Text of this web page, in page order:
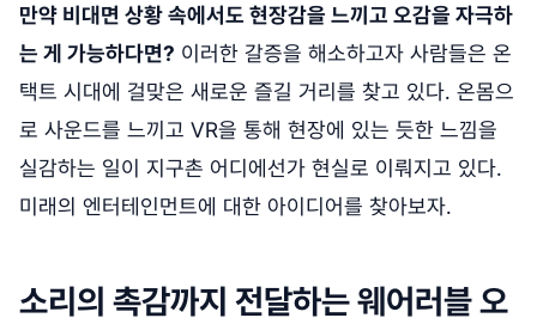
만약 비대면 상황 속에서도 현장감을 느끼고 오감을 자극하
는 게 가능하다면? 이러한 갈증을 해소하고자 사람들은 온
택트 시대에 걸맞은 새로운 즐길 거리를 찾고 있다. 온몸으
로 사운드를 느끼고 VR을 통해 현장에 있는 듯한 느낌을
실감하는 일이 지구촌 어디에선가 현실로 이뤄지고 있다.
미래의 엔터테인먼트에 대한 아이디어를 찾아보자.
소리의 촉감까지 전달하는 웨어러블 오